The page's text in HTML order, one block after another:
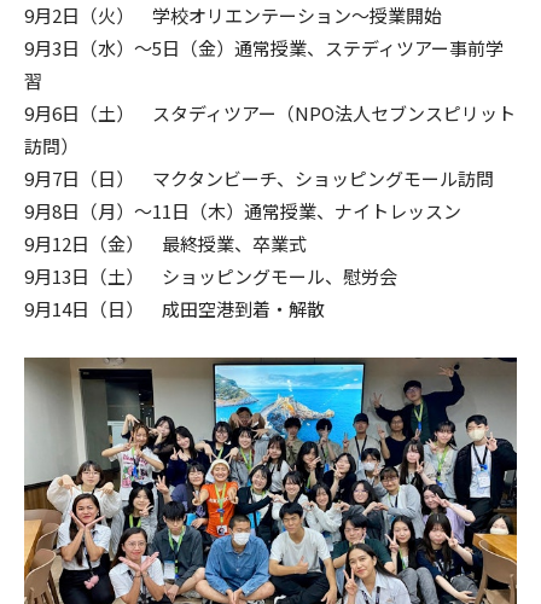
9月2日（火） 学校オリエンテーション〜授業開始
9月3日（水）〜5日（金）通常授業、ステディツアー事前学
習
9月6日（土） スタディツアー（NPO法人セブンスピリット
訪問）
9月7日（日） マクタンビーチ、ショッピングモール訪問
9月8日（月）〜11日（木）通常授業、ナイトレッスン
9月12日（金） 最終授業、卒業式
9月13日（土） ショッピングモール、慰労会
9月14日（日） 成田空港到着・解散